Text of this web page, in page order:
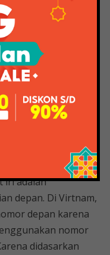
pada
bagian saklar
running harus
tidak ada
depan di siang
iri adalah
depan. Di Virtnam,
depan karena
nomor
didasarkan